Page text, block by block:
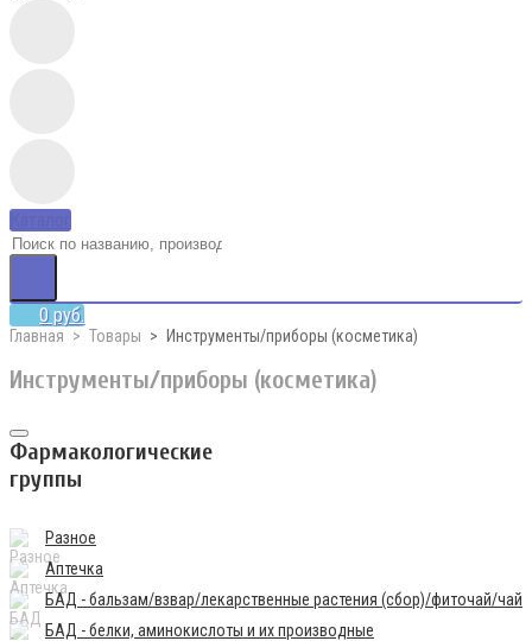
0 руб.
Главная Товары Инструменты/приборы (косметика)
Инструменты/приборы (косметика)
Фармакологические
группы
Разное
Аптечка
БАД - бальзам/взвар/лекарственные растения (сбор)/фиточай/чай
БАД - белки, аминокислоты и их производные